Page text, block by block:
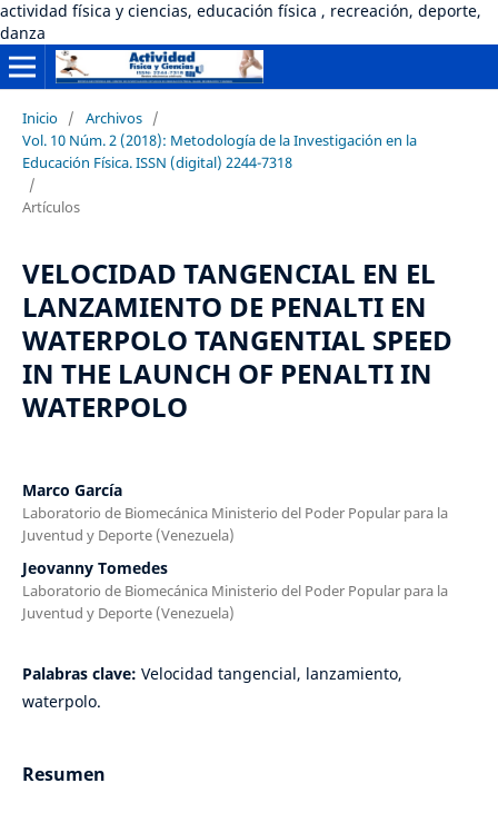
actividad física y ciencias, educación física , recreación, deporte,
danza
Inicio / Archivos /
Vol. 10 Núm. 2 (2018): Metodología de la Investigación en la
Educación Física. ISSN (digital) 2244-7318
/
Artículos
VELOCIDAD TANGENCIAL EN EL
LANZAMIENTO DE PENALTI EN
WATERPOLO TANGENTIAL SPEED
IN THE LAUNCH OF PENALTI IN
WATERPOLO
Marco García
Laboratorio de Biomecánica Ministerio del Poder Popular para la
Juventud y Deporte (Venezuela)
Jeovanny Tomedes
Laboratorio de Biomecánica Ministerio del Poder Popular para la
Juventud y Deporte (Venezuela)
Palabras clave: Velocidad tangencial, lanzamiento,
waterpolo.
Resumen